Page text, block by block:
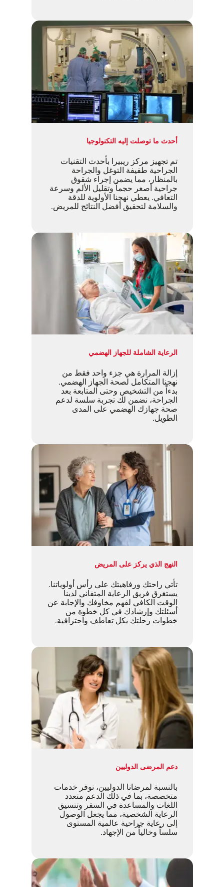
أحدث ما توصلت إليه التكنولوجيا
تم تجهيز مركز ريبيرا بأحدث التقنيات
الجراحية طفيفة التوغل والجراحة
بالمنظار، مما يضمن إجراء شقوق
جراحية أصغر حجماً وتقليل الألم وسرعة
التعافي. يعطي نهجنا الأولوية للدقة
والسلامة لتحقيق أفضل النتائج للمريض.
الرعاية الشاملة للجهاز الهضمي
إزالة المرارة هي جزء واحد فقط من
نهجنا المتكامل لصحة الجهاز الهضمي.
بدءاً من التشخيص وحتى المتابعة بعد
الجراحة، نضمن لك تجربة سلسة لدعم
صحة جهازك الهضمي على المدى
الطويل.
النهج الذي يركز على المريض
تأتي راحتك ورفاهيتك على رأس أولوياتنا.
يستغرق فريق الرعاية المتفاني لدينا
الوقت الكافي لفهم مخاوفك والإجابة عن
أسئلتك وإرشادك في كل خطوة من
خطوات رحلتك بكل تعاطف واحترافية.
دعم المرضى الدوليين
بالنسبة لمرضانا الدوليين، نوفر خدمات
متخصصة، بما في ذلك الدعم متعدد
اللغات والمساعدة في السفر وتنسيق
الرعاية الشخصية، مما يجعل الوصول
إلى رعاية جراحية عالمية المستوى
سلساً وخالياً من الإجهاد.